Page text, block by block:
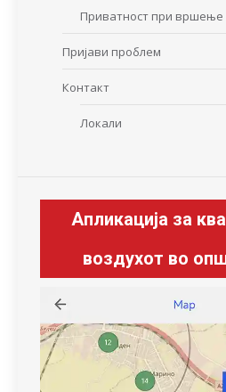
Приватност при вршење
Пријави проблем
Контакт
Локали
Апликација за
воздухот во